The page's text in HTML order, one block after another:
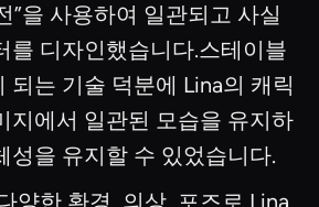
”을 사용하여 일관되고 사실
를 디자인했습니다.스테이블
되는 기술 덕분에 Lina의 캐릭
지에서 일관된 모습을 유지하
성을 유지할 수 있었습니다.
양한 환경, 의상, 포즈로 Lina